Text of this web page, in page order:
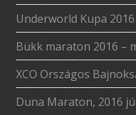
Underworld Kupa
Bükk maraton 2016 –
XCO Országos
Duna Maraton, 2016